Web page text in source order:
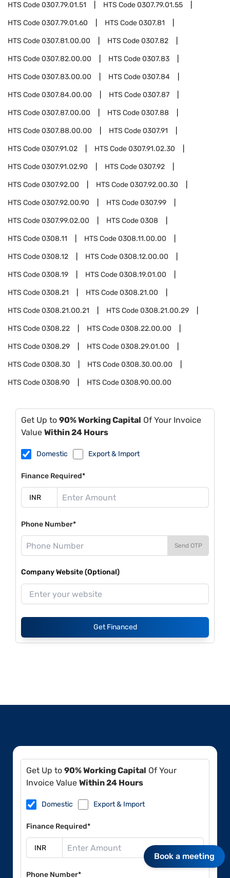
HTS Code0307.79.01.51 HTS Code0307.79.01.55
HTS Code0307.79.01.60 HTS Code0307.81
HTS Code0307.81.00.00 HTS Code0307.82
HTS Code0307.82.00.00 HTS Code0307.83
HTS Code0307.83.00.00 HTS Code0307.84
HTS Code0307.84.00.00 HTS Code0307.87
HTS Code0307.87.00.00 HTS Code0307.88
HTS Code0307.88.00.00 HTS Code0307.91
HTS Code0307.91.02 HTS Code0307.91.02.30
HTS Code0307.91.02.90 HTS Code0307.92
HTS Code0307.92.00 HTS Code0307.92.00.30
HTS Code0307.92.00.90 HTS Code0307.99
HTS Code0307.99.02.00 HTS Code0308
HTS Code0308.11 HTS Code0308.11.00.00
HTS Code0308.12 HTS Code0308.12.00.00
HTS Code0308.19 HTS Code0308.19.01.00
HTS Code0308.21 HTS Code0308.21.00
HTS Code0308.21.00.21 HTS Code0308.21.00.29
HTS Code0308.22 HTS Code0308.22.00.00
HTS Code0308.29 HTS Code0308.29.01.00
HTS Code0308.30 HTS Code0308.30.00.00
HTS Code0308.90 HTS Code0308.90.00.00
Get Up to 90% Working Capital Of Your Invoice
Value Within 24 Hours
Domestic Export & Import
Finance Required*
Phone Number*
Send OTP
Company Website (Optional)
Get Financed
Get Up to 90% Working Capital Of Your
Invoice Value Within 24 Hours
Domestic Export & Import
Finance Required*
Phone Number*
Book a meeting